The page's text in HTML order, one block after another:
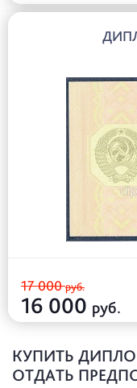
17 000руб.
16 000 руб.
КУПИТЬ
ОТДАТЬ